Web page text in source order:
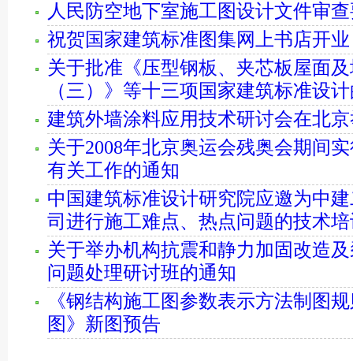
人民防空地下室施工图设计文件审
祝贺国家建筑标准图集网上书店开业
关于批准《压型钢板、夹芯板屋面
（三）》等十三项国家建筑标准设
建筑外墙涂料应用技术研讨会在北
关于2008年北京奥运会残奥会期间
有关工作的通知
中国建筑标准设计研究院应邀为中
司进行施工难点、热点问题的技术
关于举办机构抗震和静力加固改造
问题处理研讨班的通知
《钢结构施工图参数表示方法制图
图》新图预告